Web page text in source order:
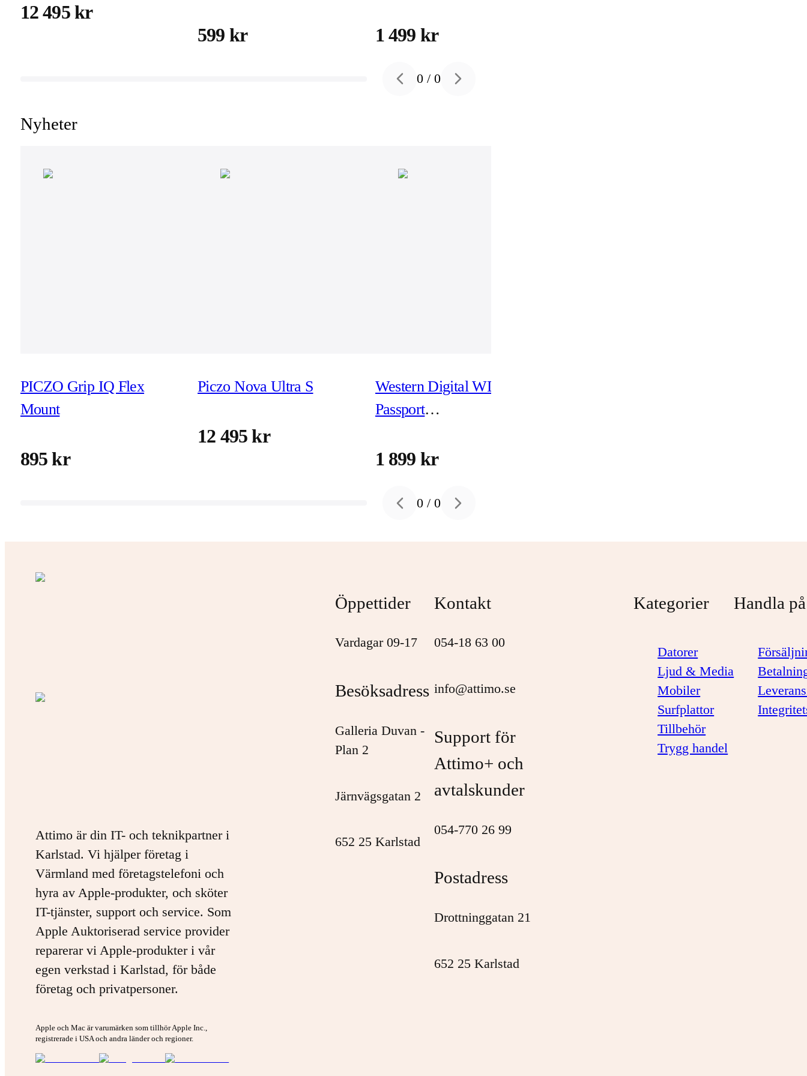
12 495 kr
599 kr 1 499 kr
Previous slide
0 /0 Next slide
Nyheter
PICZO Grip IQ Flex
Mount
895 kr
Piczo Nova Ultra S
12 495 kr
Western Digital WD My
Passport
hårddisk 4 TB USB 3.2
1 899 kr
Previous slide
0 /0 Next slide
Attimo är din IT- och teknikpartner i
Karlstad. Vi hjälper företag i
Värmland med företagstelefoni och
hyra av Apple-produkter, och sköter
IT-tjänster, support och service. Som
Apple Auktoriserad service provider
reparerar vi Apple-produkter i vår
egen verkstad i Karlstad, för både
företag och privatpersoner.
Apple och Mac är varumärken som tillhör Apple Inc.,
registrerade i USA och andra länder och regioner.
Öppettider
Vardagar 09-17
Besöksadress
Galleria Duvan -
Plan 2
Järnvägsgatan 2
652 25 Karlstad
Kontakt
054-18 63 00
info@attimo.se
Support för
Attimo+ och
avtalskunder
054-770 26 99
Postadress
Drottninggatan 21
652 25 Karlstad
Kategorier
Datorer
Ljud & Media
Mobiler
Surfplattor
Tillbehör
Trygg handel
Handla